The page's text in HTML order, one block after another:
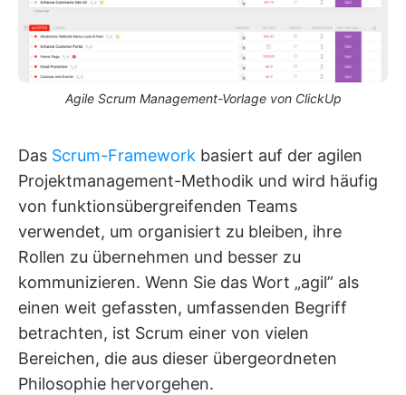
Agile Scrum Management-Vorlage von ClickUp
Das Scrum-Framework basiert auf der agilen
Projektmanagement-Methodik und wird häufig
von funktionsübergreifenden Teams
verwendet, um organisiert zu bleiben, ihre
Rollen zu übernehmen und besser zu
kommunizieren. Wenn Sie das Wort „agil” als
einen weit gefassten, umfassenden Begriff
betrachten, ist Scrum einer von vielen
Bereichen, die aus dieser übergeordneten
Philosophie hervorgehen.